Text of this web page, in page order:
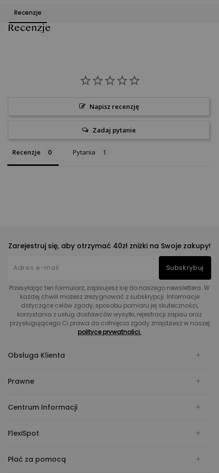
Recenzje
Recenzje
Napisz recenzję
Zadaj pytanie
Recenzje Pytania
Zarejestruj się, aby otrzymać 40zł zniżki na Swoje zakupy!
Subskrybuj
Przesyłając ten formularz, zapisujesz się do naszego newslettera. W
każdej chwili możesz zrezygnować z subskrypcji. Informacje
dotyczące celów zgody, sposobu pomiaru jej skuteczności,
korzystania z usług dostawców wysyłki, rejestracji zapisu oraz
przysługującego Ci prawa do cofnięcia zgody znajdziesz w naszej
polityce prywatności.
Obsługa Klienta
Prawne
Centrum Informacji
FlexiSpot
Płać za pomocą